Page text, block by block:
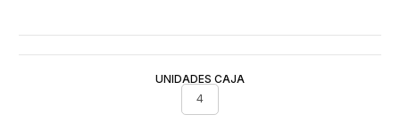
UNIDADES CAJA
4